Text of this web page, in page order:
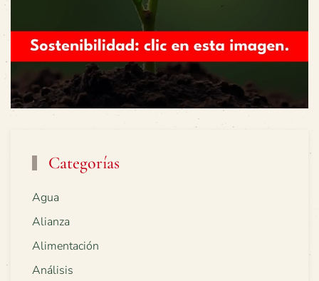
Categorías
Agua
Alianza
Alimentación
Análisis